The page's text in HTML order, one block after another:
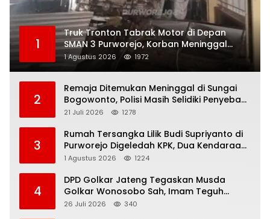
1
Truk Tronton Tabrak Motor di Depan
SMAN 3 Purworejo, Korban Meninggal
Dunia, Polisi Masih Selidiki Penyebab
1 Agustus 2026 1972
2
Remaja Ditemukan Meninggal di Sungai
Bogowonto, Polisi Masih Selidiki Penyebab
Kematian
21 Juli 2026 1278
3
Rumah Tersangka Lilik Budi Supriyanto di
Purworejo Digeledah KPK, Dua Kendaraan
Diamankan
1 Agustus 2026 1224
4
DPD Golkar Jateng Tegaskan Musda
Golkar Wonosobo Sah, Imam Teguh
Purnomo Terpilih Secara Aklamasi
26 Juli 2026 340